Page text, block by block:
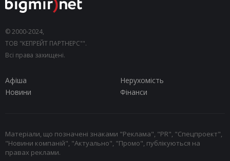
© 2000-2024,
ТОВ "КЕПРЕЙТ ПАРТНЕРС"".
Всі права захищені.
Афіша
Нерухомість
Новини
Фінанси
Матеріали, що позначені знаками "Реклама", "PR", "Спецпроект",
"Новини компаній", "Актуально", "Промо", публікуються на
правах реклами.